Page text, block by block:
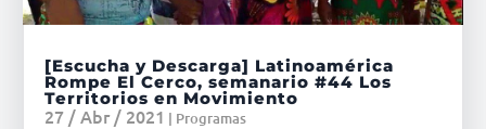
[Escucha y Descarga] Latinoamérica
Rompe El Cerco, semanario #44 Los
Territorios en Movimiento
27 / Abr / 2021 | Programas